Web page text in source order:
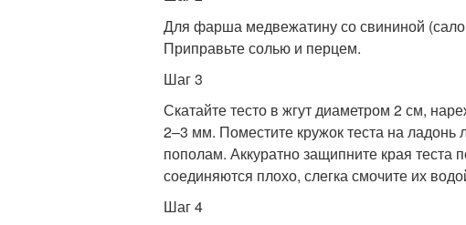
Для фарша медвежатину со свининой
Приправьте солью и перцем.
Шаг 3
Скатайте тесто в жгут диаметром 2 см,
2–3 мм. Поместите кружок теста на
пополам. Аккуратно защипните края
соединяются плохо, слегка смочите их
Шаг 4